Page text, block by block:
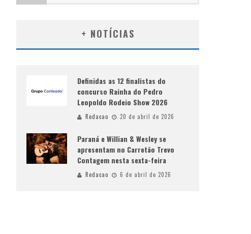
+ NOTÍCIAS
Definidas as 12 finalistas do
concurso Rainha do Pedro
Leopoldo Rodeio Show 2026
Redacao 20 de abril de 2026
Paraná e Willian & Wesley se
apresentam no Carretão Trevo
Contagem nesta sexta-feira
Redacao 6 de abril de 2026